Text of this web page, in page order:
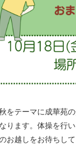
をテーマに成華苑
ります。体操を行
お越しをお待ちし